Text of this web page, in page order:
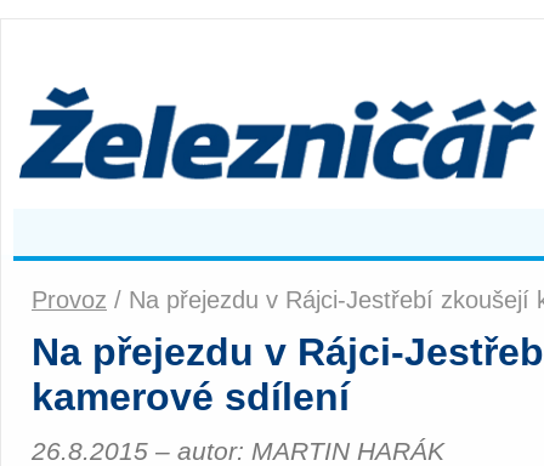
Provoz / Na přejezdu v Rájci-Jestřebí zkoušejí
Na přejezdu v Rájci-
kamerové sdílení
26.8.2015 – autor: MARTIN HARÁK